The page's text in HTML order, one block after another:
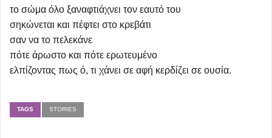
το σώμα όλο ξαναφτιάχνει τον εαυτό του
σηκώνεται και πέφτει στο κρεβάτι
σαν να το πελεκάνε
πότε άρωστο και πότε ερωτευμένο
ελπίζοντας πως ό, τι χάνει σε αφή κερδίζει σε ουσία.
TAGS STORIES